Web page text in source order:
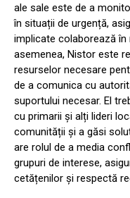
ale sale este de a
în situații de urgență,
implicate colaborează
asemenea, Nistor este
resurselor necesare
de a comunica cu
suportului necesar. El
cu primarii și alți lideri
comunității și a găsi
are rolul de a media
grupuri de interese,
cetățenilor și respectă